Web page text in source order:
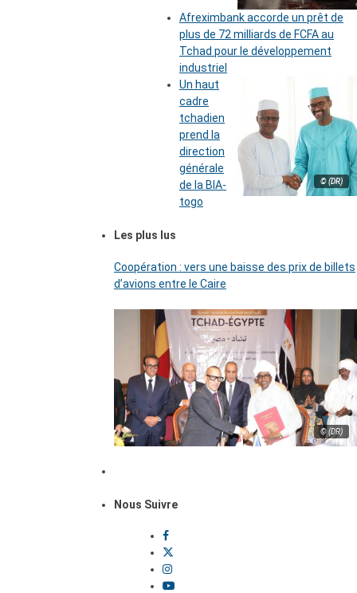
Afreximbank accorde un prêt de
plus de 72 milliards de FCFA au
Tchad pour le développement
industriel
© (DR)
Un haut
cadre
tchadien
prend la
direction
générale
de la BIA-
togo
Les plus lus
Coopération : vers une baisse des prix de billets
d’avions entre le Caire
© (DR)
Nous Suivre